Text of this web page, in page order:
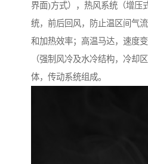
界面)方式），热风系统（增压
统，前后回风，防止温区间气
和加热效率；高温马达，速度
（强制风冷及水冷结构，冷却
体，传动系统组成。